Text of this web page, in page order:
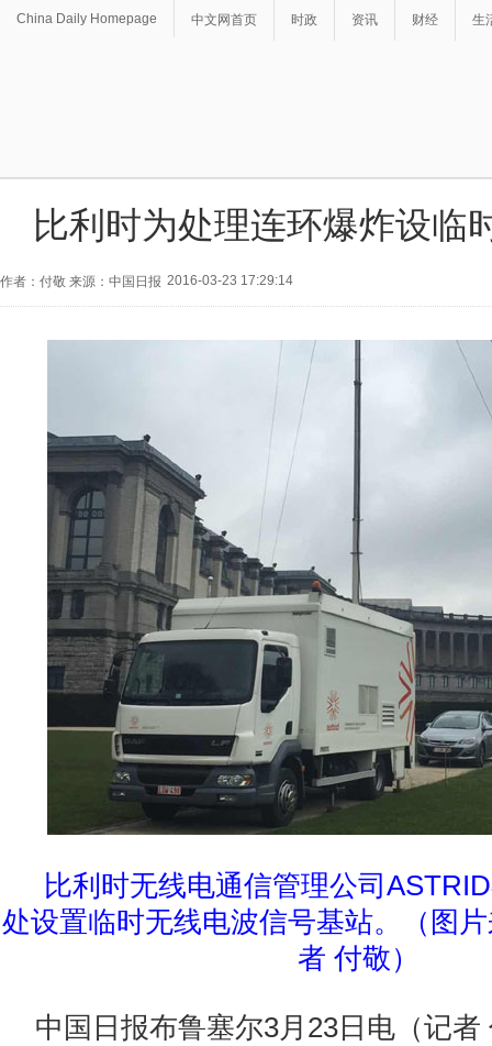
China Daily Homepage 中文网首页 时政 资讯 财经 生
比利时为处理连环爆炸设临
作者：付敬 来源：中国日报 2016-03-23 17:29:14
比利时无线电通信管理公司
处设置临时无线电波信号基站。（图
者 付敬）
中国日报布鲁塞尔3月23日电（记